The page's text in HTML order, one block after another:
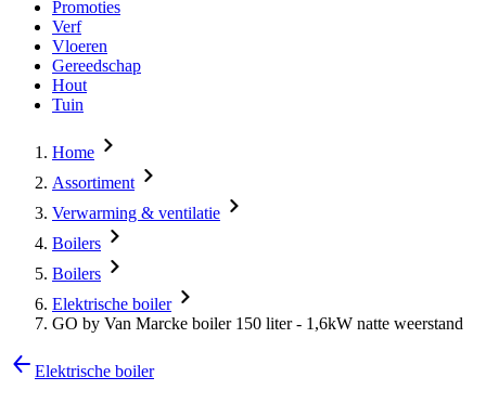
Promoties
Verf
Vloeren
Gereedschap
Hout
Tuin
Home
Assortiment
Verwarming & ventilatie
Boilers
Boilers
Elektrische boiler
GO by Van Marcke boiler 150 liter - 1,6kW natte weerstand
Elektrische boiler